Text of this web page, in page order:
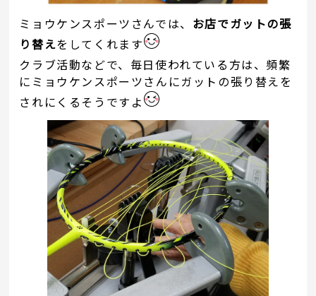
ミョウケンスポーツさんでは、 お店でガットの張
り替えをしてくれます
クラブ活動などで、毎日使われている方は、頻繁
にミョウケンスポーツさんにガットの張り替えを
されにくるそうですよ